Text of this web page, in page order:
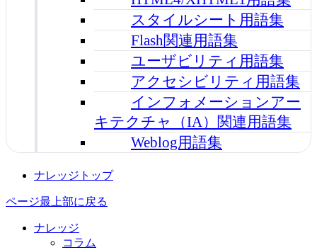
スタイルシート用語集
Flash関連用語集
ユーザビリティ用語集
アクセシビリティ用語集
インフォメーションアー
キテクチャ（IA）関連用語集
Weblog用語集
ナレッジトップ
ページ最上部に戻る
ナレッジ
コラム